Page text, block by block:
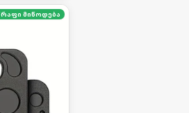
მიწოდება